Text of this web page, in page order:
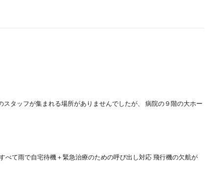
スタッフが集まれる場所がありませんでしたが、 病院の９階の大ホー
べて雨で自宅待機＋緊急治療のための呼び出し対応 飛行機の欠航が